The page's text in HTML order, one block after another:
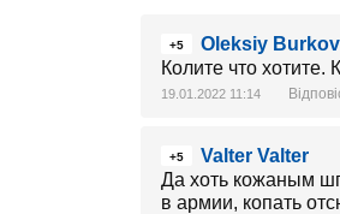
+5
Oleksiy
Колите что хотите.
19.01.2022 11:14
+5
Valter Valter
Да хоть кожаным
в армии, копать